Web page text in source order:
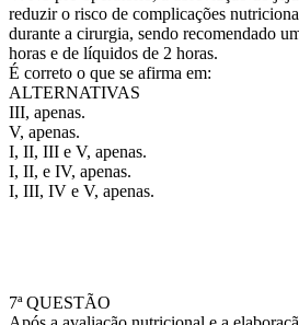
reduzir o risco de complicações
durante a cirurgia, sendo recomendado
horas e de líquidos de 2 horas.
É correto o que se afirma em:
ALTERNATIVAS
III, apenas.
V, apenas.
I, II, III e V, apenas.
I, II, e IV, apenas.
I, III, IV e V, apenas.
7ª QUESTÃO